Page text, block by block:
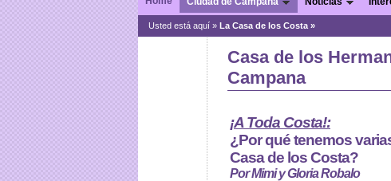
Usted está aquí » La Casa de los Costa »
Casa de los
Campana
¡A Toda Costa!:
¿Por qué tenemos
Casa de los Costa?
Por Mimi y Gloria Robalo